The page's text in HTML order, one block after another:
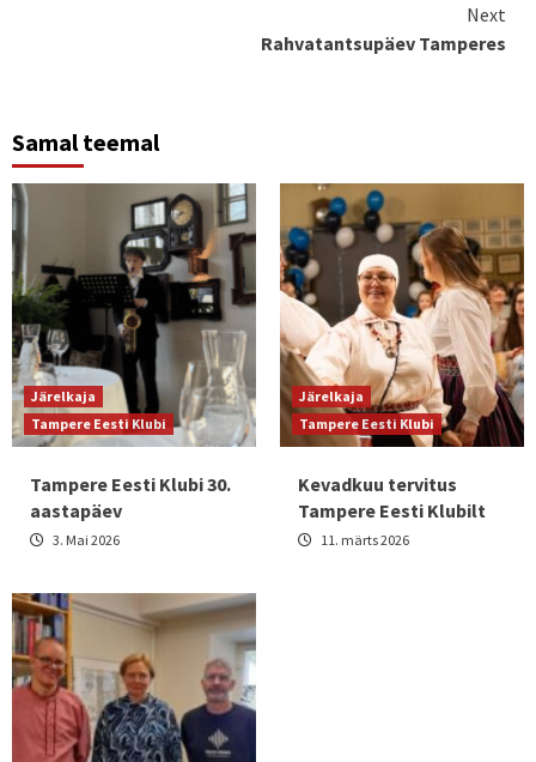
Next
Rahvatantsupäev Tamperes
Samal teemal
Järelkaja
Tampere Eesti Klubi
Tampere Eesti Klubi 30.
aastapäev
3. Mai 2026
Järelkaja
Tampere Eesti Klubi
Kevadkuu tervitus
Tampere Eesti Klubilt
11. märts 2026